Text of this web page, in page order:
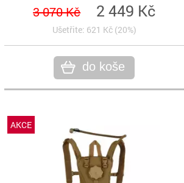
3 070 Kč 2 449 Kč
Ušetřite: 621 Kč (20%)
do koše
AKCE